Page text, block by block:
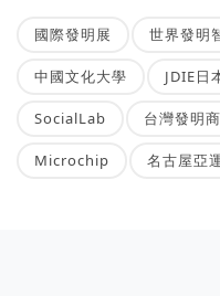
國際發明展 世界發明
中國文化大學 JDIE日
SocialLab 台灣發明
Microchip 名古屋亞